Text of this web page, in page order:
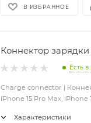
В ИЗБРАННОЕ
Коннектор зарядки
Есть
Charge connector |
iPhone 15 Pro Max, iPhone
Характеристики